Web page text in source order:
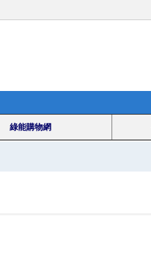
綠能購物網